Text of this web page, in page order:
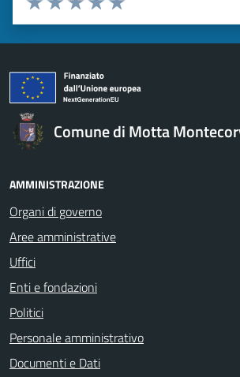
Valuta 5 stelle su 5
Valuta 4 stelle su 5
Valuta 3 stelle su 5
Valuta 2 stelle su 5
Valuta 1 stelle su 5
Comune di Motta
AMMINISTRAZIONE
Organi di governo
Aree amministrative
Uffici
Enti e fondazioni
Politici
Personale amministrativo
Documenti e Dati